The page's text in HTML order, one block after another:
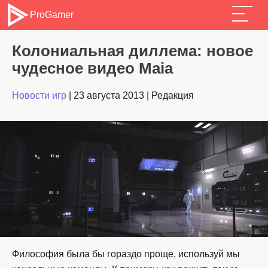
ProGamer
Колониальная диллема: новое
чудесное видео Maia
Новости игр 23 августа 2013 Редакция
Философия была бы гораздо проще, используй мы